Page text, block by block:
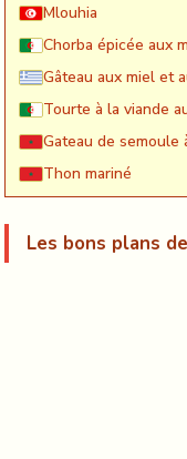
Mlouhia
Chorba épicée aux
Gâteau aux miel et
Tourte à la viande
Gateau de semoule
Thon mariné
Les bons plans